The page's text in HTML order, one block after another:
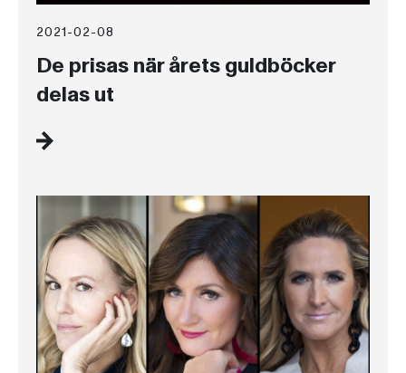
2021-02-08
De prisas när årets guldböcker
delas ut